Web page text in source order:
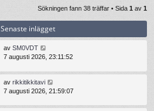
m
Sökningen fann 38 träffar • Sida1 av 1
Senaste inlägget
av SM0VDT
7 augusti 2026, 23:11:52
av rikkitikkitavi
7 augusti 2026, 21:59:07